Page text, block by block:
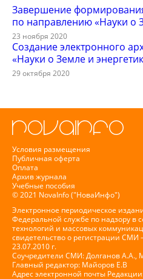
Завершение
по направлению «Науки о
23 ноября 2020
Создание электронного
«Науки о Земле и
29 октября 2020
Условия размещения
Публичная оферта
Оплата
Архив журнала
Учебные пособия
© 2021 NovaInfo ("НоваИнфо")
Электронное периодическое
Федеральной службе по надзору в
технологий и массовых
свидетельство о регистрации
23.07.2010 г.
Соучредители СМИ: Долганов А.А.,
Главный редактор: Майоров Е.В
Адрес электронной почты